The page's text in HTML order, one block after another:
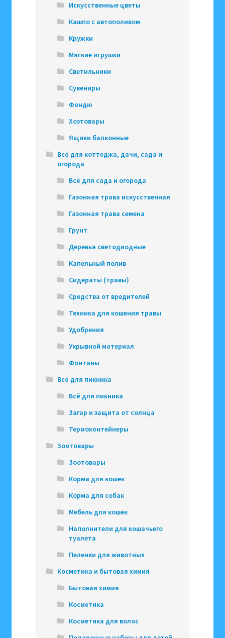
Искусственные цветы
Кашпо с автополивом
Кружки
Мягкие игрушки
Светильники
Сувениры
Фондю
Хозтовары
Ящики балконные
Всё для коттеджа, дачи, сада и
огорода
Всё для сада и огорода
Газонная трава искусственная
Газонная трава семена
Грунт
Деревья светодиодные
Капельный полив
Сидераты (травы)
Средства от вредителей
Техника для кошения травы
Удобрения
Укрывной материал
Фонтаны
Всё для пикника
Всё для пикника
Загар и защита от солнца
Термоконтейнеры
Зоотовары
Зоотовары
Корма для кошек
Корма для собак
Мебель для кошек
Наполнители для кошачьего
туалета
Пеленки для животных
Косметика и бытовая химия
Бытовая химия
Косметика
Косметика для волос